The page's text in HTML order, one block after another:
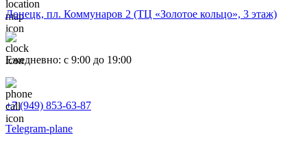
Донецк, пл. Коммунаров 2 (ТЦ «Золотое кольцо», 3 этаж)
Ежедневно: с 9:00 до 19:00
+7 (949) 853-63-87
Telegram-plane